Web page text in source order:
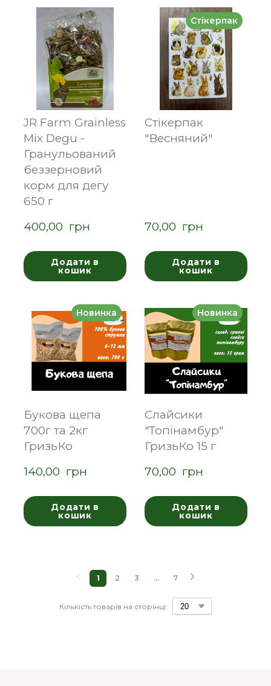
JR Farm Grainless
Mix Degu -
Гранульований
беззерновий
корм для дегу
650 г
400,00  грн
Додати в
кошик
Стікерпак
Стікерпак
"Весняний"
70,00  грн
Додати в
кошик
Новинка
Букова щепа
700г та 2кг
ГризьКо
140,00  грн
Додати в
кошик
Новинка
Слайсики
"Топінамбур"
ГризьКо 15 г
70,00  грн
Додати в
кошик
Кількість товарів на сторінці:
1 2 3 ... 7